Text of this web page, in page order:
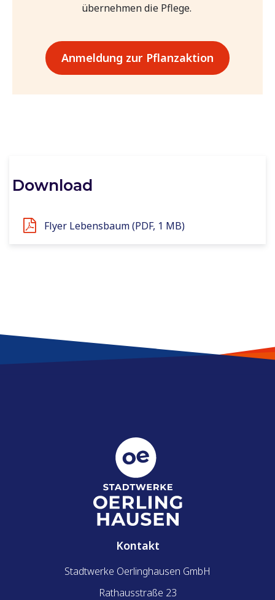
Partner führen diese Informationen möglicherweise mit
gesammelt haben. Sie geben Einwilligung zu unseren
Cookies, wenn Sie unsere Webseite weiterhin nutzen.
übernehmen die Pflege.
Anmeldung zur Pflanzaktion
Download
Flyer Lebensbaum (PDF, 1 MB)
Kontakt
Stadtwerke Oerlinghausen GmbH
Rathausstraße 23